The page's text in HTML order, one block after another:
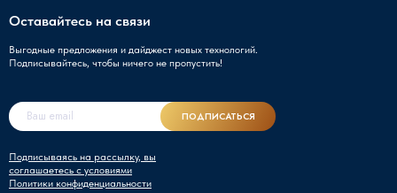
Оставайтесь на связи
Выгодные предложения и дайджест новых технологий.
Подписывайтесь, чтобы ничего не пропустить!
Подписываясь на рассылку, вы
соглашаетесь с условиями
Политики конфиденциальности
ПОДПИСАТЬСЯ